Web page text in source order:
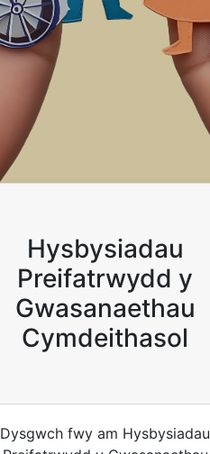
Hysbysiadau
Preifatrwydd y
Gwasanaethau
Cymdeithasol
Dysgwch fwy am Hysbysiadau